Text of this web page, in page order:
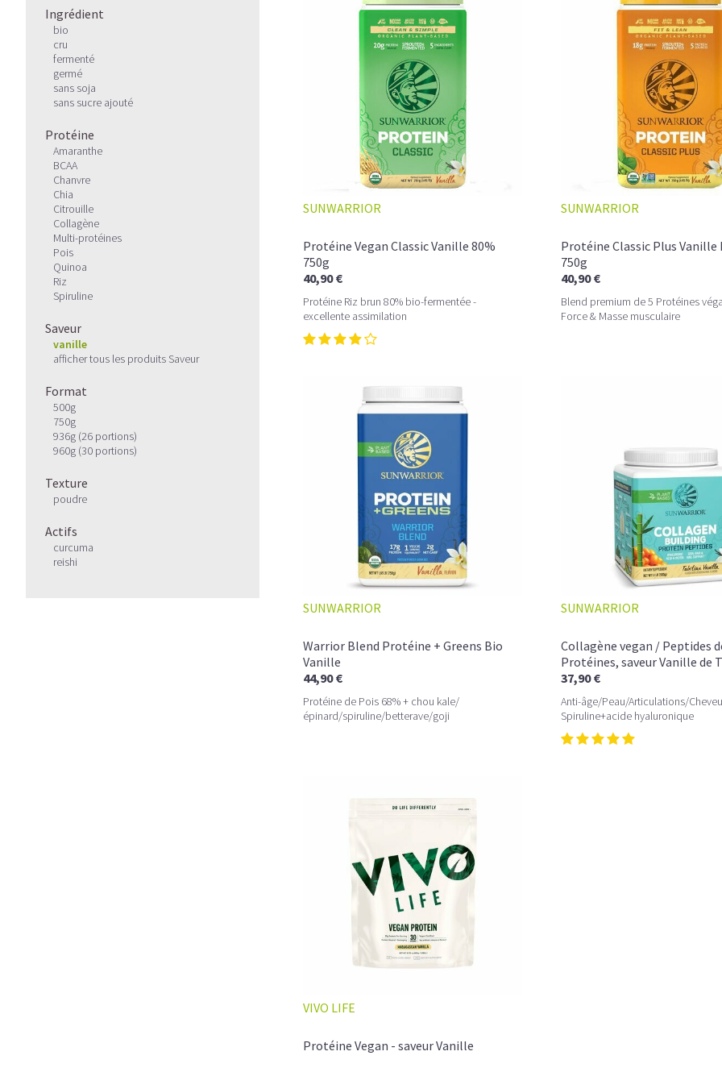
Ingrédient
bio
cru
fermenté
germé
sans soja
sans sucre ajouté
Protéine
Amaranthe
BCAA
Chanvre
Chia
Citrouille
Collagène
Multi-protéines
Pois
Quinoa
Riz
Spiruline
Saveur
vanille
afficher tous les produits Saveur
Format
500g
750g
936g (26 portions)
960g (30 portions)
Texture
poudre
Actifs
curcuma
reishi
☕ LATTE MACCHIATO GLACÉ
L’ÉQUILIBRE PARFAIT ENTRE DOUCEUR
Un café riche avec un soupçon de
avant le prochain défi.
Une énergie immédiate et stable, sans
allié parfait après l’entraînement.
Pour ceux qui veulent retrouver le plaisir
SUNWARRIOR
Protéine Vegan Classic Vanille 80%
750g
40,90 €
Protéine Riz brun 80% bio-fermentée -
excellente assimilation
SUNWARRIOR
Protéine Classic Plus Vanille
750g
40,90 €
Blend premium de 5 Protéines
Force & Masse musculaire
SUNWARRIOR
Warrior Blend Protéine + Greens Bio
Vanille
44,90 €
Protéine de Pois 68% + chou kale/
épinard/spiruline/betterave/goji
SUNWARRIOR
Collagène vegan / Peptides
Protéines, saveur Vanille de
37,90 €
Anti-âge/Peau/Articulations/
Spiruline+acide hyaluronique
VIVO LIFE
Protéine Vegan - saveur Vanille